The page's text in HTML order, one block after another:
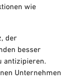
wie
der
besser
antizipieren.
Unternehmen